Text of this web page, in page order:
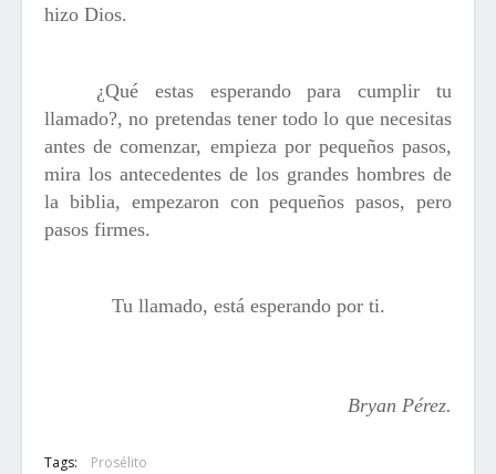
hizo Dios.
¿Qué estas esperando para cumplir tu
llamado?, no pretendas tener todo lo que necesitas
antes de comenzar, empieza por pequeños pasos,
mira los antecedentes de los grandes hombres de
la biblia, empezaron con pequeños pasos, pero
pasos firmes.
Tu llamado, está esperando por ti.
Bryan Pérez.
Tags: Prosélito